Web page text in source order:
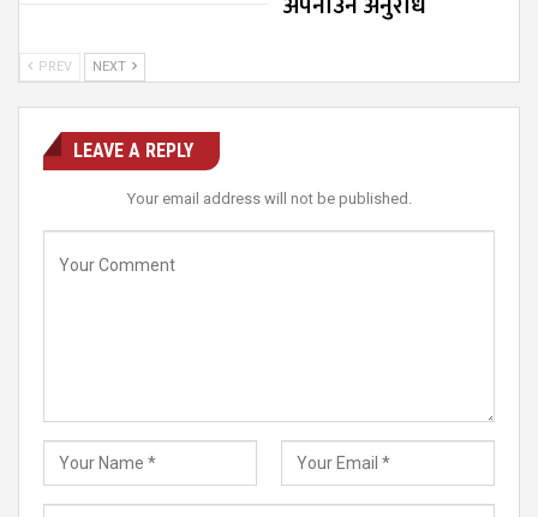
PREV NEXT
LEAVE A REPLY
Your email address will not be published.